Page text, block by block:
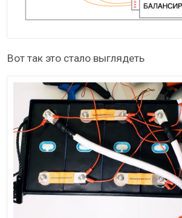
Вот так это стало выглядеть